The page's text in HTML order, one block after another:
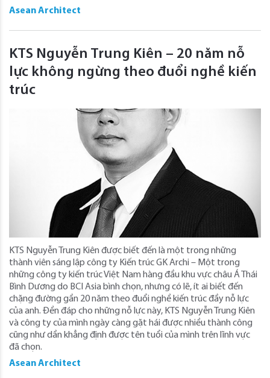
Asean Architect
KTS Nguyễn Trung Kiên – 20 năm nỗ
lực không ngừng theo đuổi nghề kiến
trúc
KTS Nguyễn Trung Kiên được biết đến là một trong những
thành viên sáng lập công ty Kiến trúc GK Archi – Một trong
những công ty kiến trúc Việt Nam hàng đầu khu vực châu Á Thái
Bình Dương do BCI Asia bình chọn, nhưng có lẽ, ít ai biết đến
chặng đường gần 20 năm theo đuổi nghề kiến trúc đầy nỗ lực
của anh. Đền đáp cho những nỗ lực này, KTS Nguyễn Trung Kiên
và công ty của mình ngày càng gặt hái được nhiều thành công
cũng như dần khẳng định được tên tuổi của mình trên lĩnh vực
đã chọn.
Asean Architect